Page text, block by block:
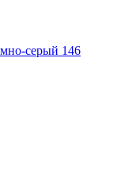
серый 146